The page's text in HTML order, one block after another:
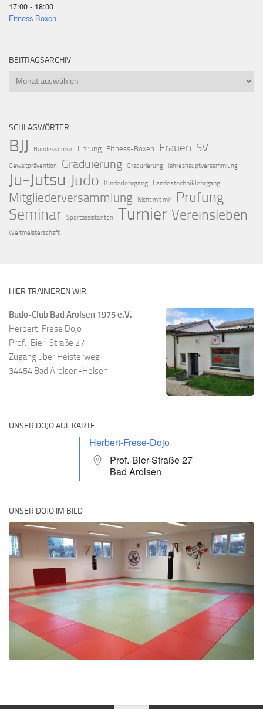
17:00 - 18:00
Fitness-Boxen
BEITRAGSARCHIV
Beitragsarchiv
SCHLAGWÖRTER
BJJ Bundessemiar Ehrung Fitness-Boxen Frauen-SV
Gewaltprävention Graduierung Gradurierung Jahreshauptversammlung
Ju-Jutsu Judo Kinderlehrgang Landestechniklehrgang
Mitgliederversammlung Nicht mit mir Prüfung
Seminar Sportassistenten Turnier Vereinsleben
Weltmeisterschaft
HIER TRAINIEREN WIR:
Budo-Club Bad Arolsen 1975 e.V.
Herbert-Frese Dojo
Prof.-Bier-Straße 27
Zugang über Heisterweg
34454 Bad Arolsen-Helsen
UNSER DOJO AUF KARTE
Herbert-Frese-Dojo
Prof.-Bier-Straße 27
Bad Arolsen
UNSER DOJO IM BILD